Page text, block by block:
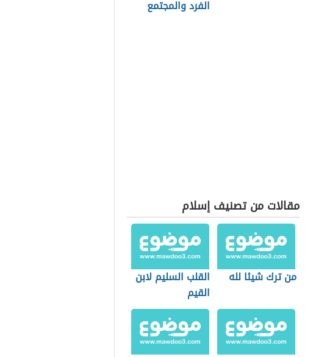
الفرد والمجتمع
مقالات من تصنيف إسلام
من ترك شيئا لله
القلب السليم لابن
القيم